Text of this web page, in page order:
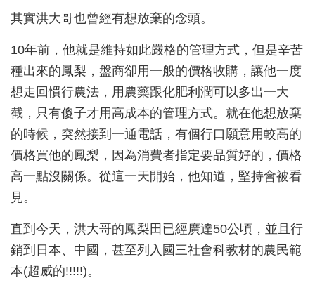
其實洪大哥也曾經有想放棄的念頭。
10年前，他就是維持如此嚴格的管理方式，但是辛苦
種出來的鳳梨，盤商卻用一般的價格收購，讓他一度
想走回慣行農法，用農藥跟化肥利潤可以多出一大
截，只有傻子才用高成本的管理方式。就在他想放棄
的時候，突然接到一通電話，有個行口願意用較高的
價格買他的鳳梨，因為消費者指定要品質好的，價格
高一點沒關係。從這一天開始，他知道，堅持會被看
見。
直到今天，洪大哥的鳳梨田已經廣達50公頃，並且行
銷到日本、中國，甚至列入國三社會科教材的農民範
本(超威的!!!!!)。